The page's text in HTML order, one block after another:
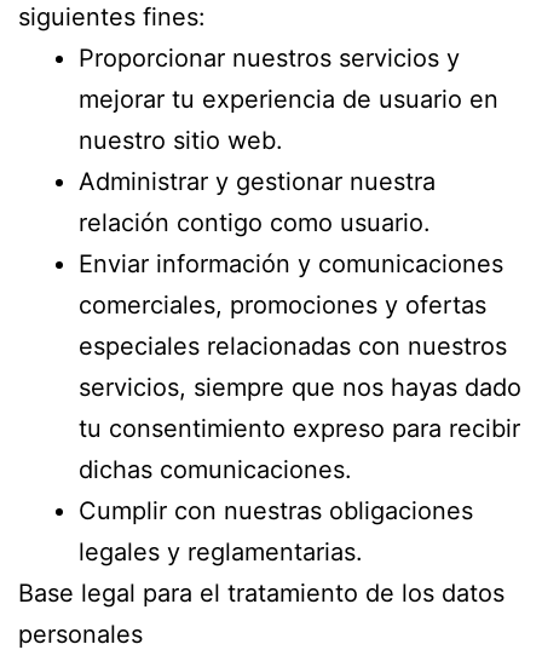
siguientes fines:
Proporcionar nuestros servicios y
mejorar tu experiencia de usuario en
nuestro sitio web.
Administrar y gestionar nuestra
relación contigo como usuario.
Enviar información y comunicaciones
comerciales, promociones y ofertas
especiales relacionadas con nuestros
servicios, siempre que nos hayas dado
tu consentimiento expreso para recibir
dichas comunicaciones.
Cumplir con nuestras obligaciones
legales y reglamentarias.
Base legal para el tratamiento de los datos
personales